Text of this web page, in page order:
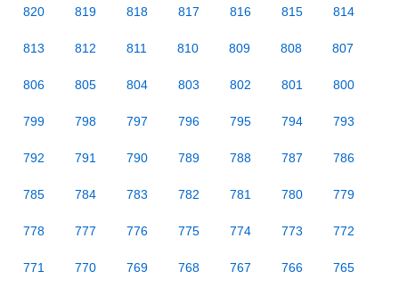
820 819 818 817 816 815 814
813 812 811 810 809 808 807
806 805 804 803 802 801 800
799 798 797 796 795 794 793
792 791 790 789 788 787 786
785 784 783 782 781 780 779
778 777 776 775 774 773 772
771 770 769 768 767 766 765